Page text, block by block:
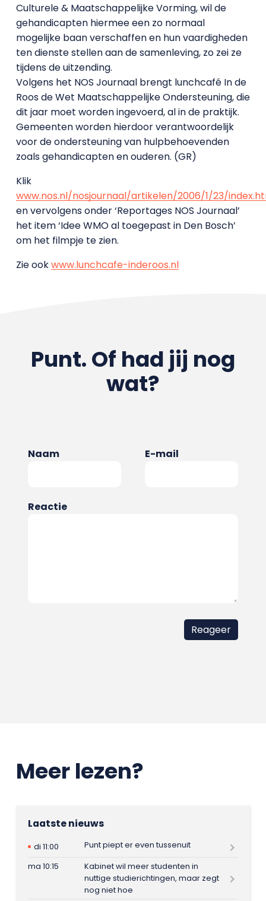
Culturele & Maatschappelijke Vorming, wil de
gehandicapten hiermee een zo normaal
mogelijke baan verschaffen en hun vaardigheden
ten dienste stellen aan de samenleving, zo zei ze
tijdens de uitzending.
Volgens het NOS Journaal brengt lunchcafé In de
Roos de Wet Maatschappelijke Ondersteuning, die
dit jaar moet worden ingevoerd, al in de praktijk.
Gemeenten worden hierdoor verantwoordelijk
voor de ondersteuning van hulpbehoevenden
zoals gehandicapten en ouderen. (GR)
Klik
www.nos.nl/nosjournaal/artikelen/2006/1/23/
en vervolgens onder ‘Reportages NOS Journaal’
het item ‘Idee WMO al toegepast in Den Bosch’
om het filmpje te zien.
Zie ookwww.lunchcafe-inderoos.nl
Punt. Of had jij nog
wat?
Naam E-mail
Reactie
Meer lezen?
Laatste nieuws
di 11:00
Punt piept er even tussenuit
ma 10:15
Kabinet wil meer studenten in
nuttige studierichtingen, maar zegt
nog niet hoe